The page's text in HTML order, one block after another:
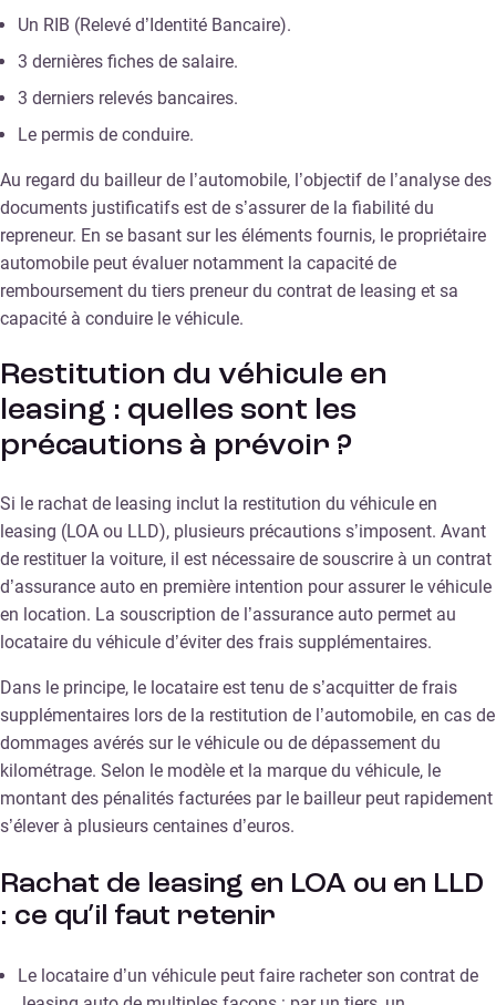
Un RIB (Relevé d’Identité Bancaire).
3 dernières fiches de salaire.
3 derniers relevés bancaires.
Le permis de conduire.
Au regard du bailleur de l’automobile, l’objectif de l’analyse des
documents justificatifs est de s’assurer de la fiabilité du
repreneur. En se basant sur les éléments fournis, le propriétaire
automobile peut évaluer notamment la capacité de
remboursement du tiers preneur du contrat de leasing et sa
capacité à conduire le véhicule.
Restitution du véhicule en
leasing : quelles sont les
précautions à prévoir ?
Si le rachat de leasing inclut la restitution du véhicule en
leasing (LOA ou LLD), plusieurs précautions s’imposent. Avant
de restituer la voiture, il est nécessaire de souscrire à un contrat
d’assurance auto en première intention pour assurer le véhicule
en location. La souscription de l’assurance auto permet au
locataire du véhicule d’éviter des frais supplémentaires.
Dans le principe, le locataire est tenu de s’acquitter de frais
supplémentaires lors de la restitution de l’automobile, en cas de
dommages avérés sur le véhicule ou de dépassement du
kilométrage. Selon le modèle et la marque du véhicule, le
montant des pénalités facturées par le bailleur peut rapidement
s’élever à plusieurs centaines d’euros.
Rachat de leasing en LOA ou en LLD
: ce qu’il faut retenir
Le locataire d’un véhicule peut faire racheter son contrat de